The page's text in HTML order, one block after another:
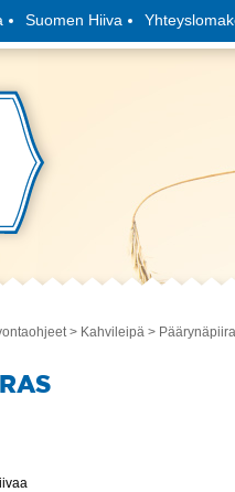
Suomen Hiiva
> Kahvileipä >